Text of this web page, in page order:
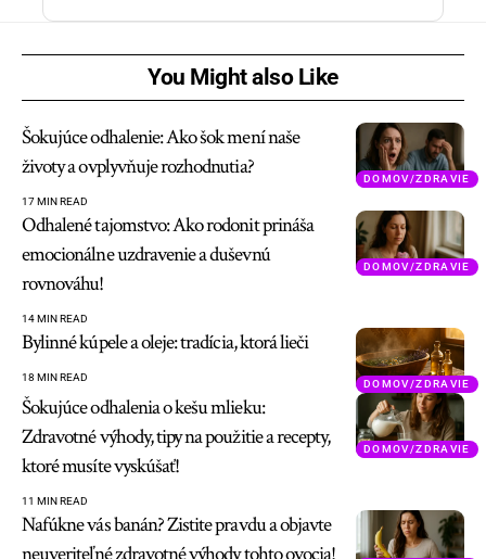
You Might also Like
DOMOV/ZDRAVIE
Šokujúce odhalenie: Ako šok mení naše
životy a ovplyvňuje rozhodnutia?
17 MIN READ
DOMOV/ZDRAVIE
Odhalené tajomstvo: Ako rodonit prináša
emocionálne uzdravenie a duševnú
rovnováhu!
14 MIN READ
DOMOV/ZDRAVIE
Bylinné kúpele a oleje: tradícia, ktorá lieči
18 MIN READ
DOMOV/ZDRAVIE
Šokujúce odhalenia o kešu mlieku:
Zdravotné výhody, tipy na použitie a recepty,
ktoré musíte vyskúšať!
11 MIN READ
Nafúkne vás banán? Zistite pravdu a objavte